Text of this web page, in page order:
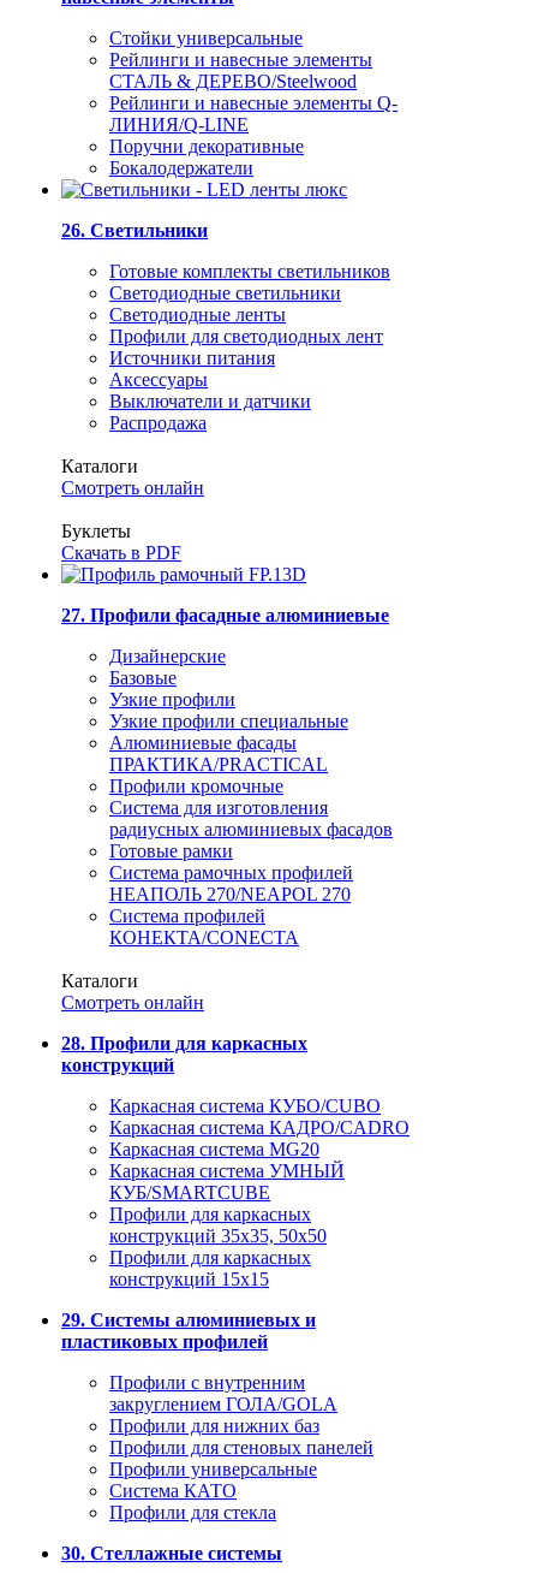
Стойки универсальные
Рейлинги и навесные элементы
СТАЛЬ & ДЕРЕВО/Steelwood
Рейлинги и навесные элементы Q-
ЛИНИЯ/Q-LINE
Поручни декоративные
Бокалодержатели
26. Светильники
Готовые комплекты светильников
Светодиодные светильники
Светодиодные ленты
Профили для светодиодных лент
Источники питания
Аксессуары
Выключатели и датчики
Распродажа
Каталоги
Смотреть онлайн
Буклеты
Скачать в PDF
27. Профили фасадные алюминиевые
Дизайнерские
Базовые
Узкие профили
Узкие профили специальные
Алюминиевые фасады
ПРАКТИКА/PRACTICAL
Профили кромочные
Система для изготовления
радиусных алюминиевых фасадов
Готовые рамки
Система рамочных профилей
НЕАПОЛЬ 270/NEAPOL 270
Система профилей
КОНЕКТА/CONECTA
Каталоги
Смотреть онлайн
28. Профили для каркасных
конструкций
Каркасная система КУБО/CUBO
Каркасная система КАДРО/CADRO
Каркасная система MG20
Каркасная система УМНЫЙ
КУБ/SMARTCUBE
Профили для каркасных
конструкций 35x35, 50x50
Профили для каркасных
конструкций 15х15
29. Системы алюминиевых и
пластиковых профилей
Профили с внутренним
закруглением ГОЛА/GOLA
Профили для нижних баз
Профили для стеновых панелей
Профили универсальные
Система КАТО
Профили для стекла
30. Стеллажные системы